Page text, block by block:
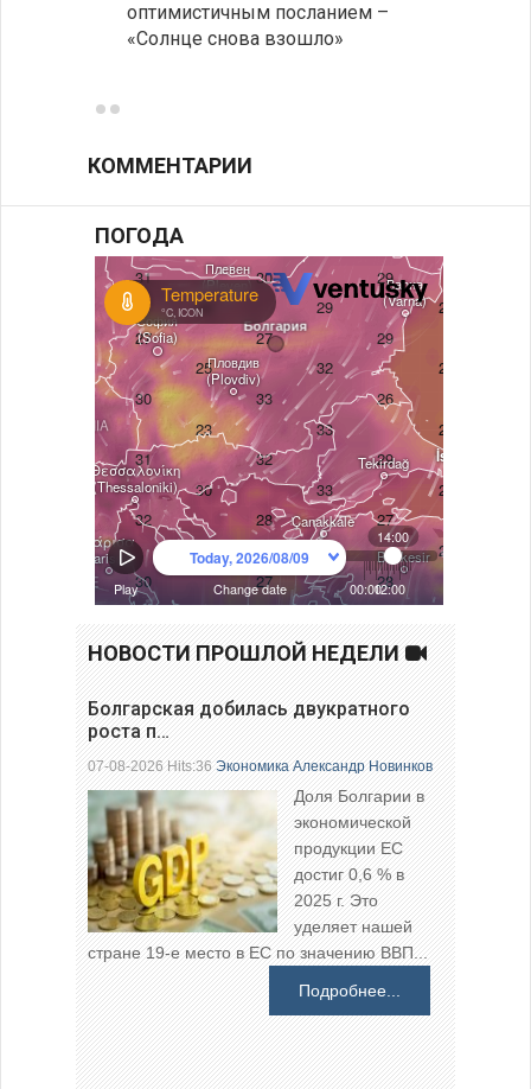
оптимистичным посланием –
«Солнце снова взошло»
КОММЕНТАРИИ
ПОГОДА
НОВОСТИ ПРОШЛОЙ НЕДЕЛИ
Болгарская добилась двукратного
роста п…
07-08-2026 Hits:36Экономика Александр Новинков
Доля Болгарии в
экономической
продукции ЕС
достиг 0,6 % в
2025 г. Это
уделяет нашей
стране 19-е место в ЕС по значению ВВП...
Подробнее...